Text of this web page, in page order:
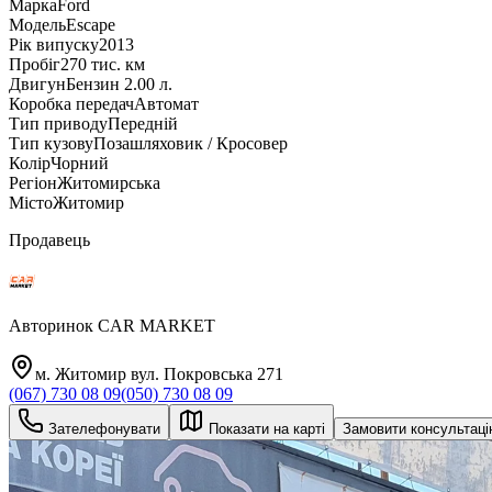
Марка Ford
МодельEscape
Рік випуску2013
Пробіг270 тис. км
ДвигунБензин 2.00 л.
Коробка передачАвтомат
Тип приводуПередній
Тип кузовуПозашляховик / Кросовер
КолірЧорний
РегіонЖитомирська
МістоЖитомир
Продавець
Авторинок CAR MARKET
м. Житомир вул. Покровська 271
(067) 730 08 09(050) 730 08 09
Зателефонувати Показати на карті Замовити